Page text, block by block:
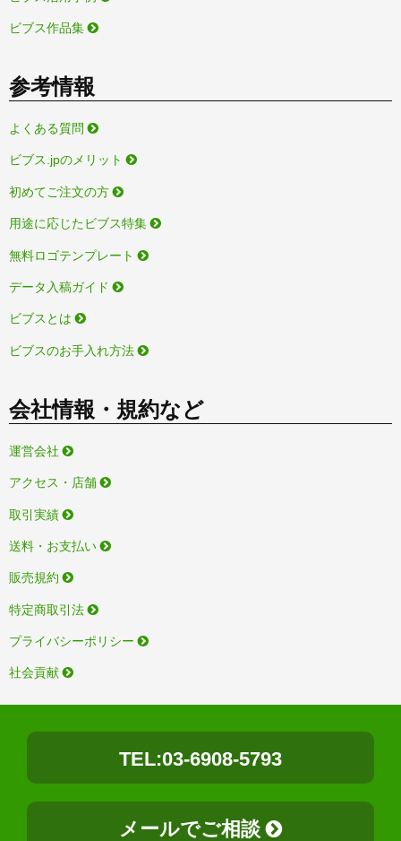
ビブス作品集
参考情報
よくある質問
ビブス.jpのメリット
初めてご注文の方
用途に応じたビブス特集
無料ロゴテンプレート
データ入稿ガイド
ビブスとは
ビブスのお手入れ方法
会社情報・規約など
運営会社
アクセス・店舗
取引実績
送料・お支払い
販売規約
特定商取引法
プライバシーポリシー
社会貢献
TEL:03-6908-5793
メールでご相談